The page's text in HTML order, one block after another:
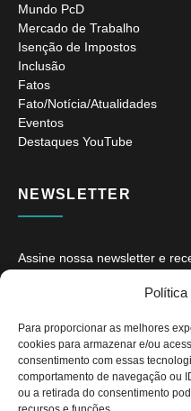
Política
Para proporcionar as melhores
cookies para armazenar e/ou
consentimento com essas
comportamento de navegação ou
ou a retirada do consentimento
Mundo PcD
Mercado de Trabalho
Isenção de Impostos
Inclusão
Fatos
Fato/Notícia/Atualidades
Eventos
Destaques YouTube
NEWSLETTER
Assine nossa newsletter e